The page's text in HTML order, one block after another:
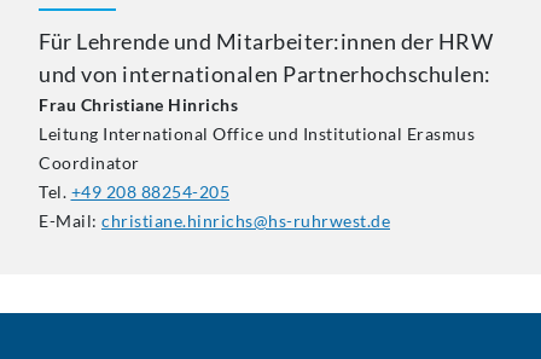
Für Lehrende und Mitarbeiter:innen der HRW
und von internationalen Partnerhochschulen:
Frau Christiane Hinrichs
Leitung International Office und Institutional Erasmus
Coordinator
Tel. +49 208 88254-205
E-Mail: christiane.hinrichs@hs-ruhrwest.de